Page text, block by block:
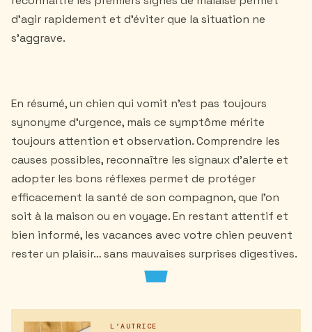
d’agir rapidement et d’éviter que la situation ne
s’aggrave.
En résumé, un chien qui vomit n’est pas toujours
synonyme d’urgence, mais ce symptôme mérite
toujours attention et observation. Comprendre les
causes possibles, reconnaître les signaux d’alerte et
adopter les bons réflexes permet de protéger
efficacement la santé de son compagnon, que l’on
soit à la maison ou en voyage. En restant attentif et
bien informé, les vacances avec votre chien peuvent
rester un plaisir… sans mauvaises surprises digestives.
L’AUTRICE